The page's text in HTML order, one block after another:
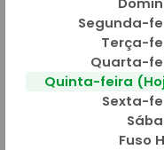
MODA DA CASA
A partir de R$
Segunda-
Terça-
Quarta-
Quinta-feira
Sexta-
Fuso